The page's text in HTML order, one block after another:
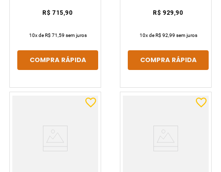
R$ 715,90
10x deR$ 71,59 sem juros
COMPRA RÁPIDA
R$ 929,90
10x deR$ 92,99 sem juros
COMPRA RÁPIDA